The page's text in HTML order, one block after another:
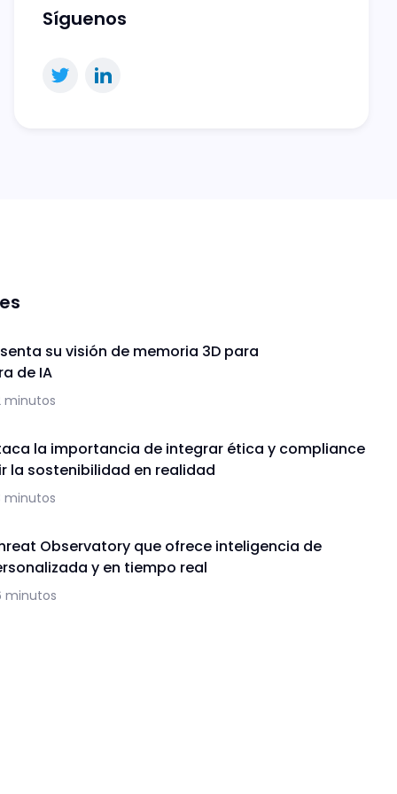
Síguenos
su visión de memoria 3D para
de IA
minutos
la importancia de integrar ética y compliance
la sostenibilidad en realidad
minutos
Observatory que ofrece inteligencia de
y en tiempo real
minutos